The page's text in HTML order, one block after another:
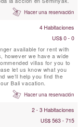
Hacer una reservación
4 Habitaciones
US$ 0 - 0
available for rent with
however we have a wide
villas for you to
let us know what you
we’ll help you find the
Bali vacation.
Hacer una reservación
2 - 3 Habitaciones
US$ 563 - 715